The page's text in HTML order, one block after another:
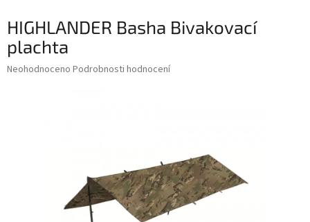
HIGHLANDER Basha Bivakovací
plachta
Průměrné
Neohodnoceno Podrobnosti hodnocení